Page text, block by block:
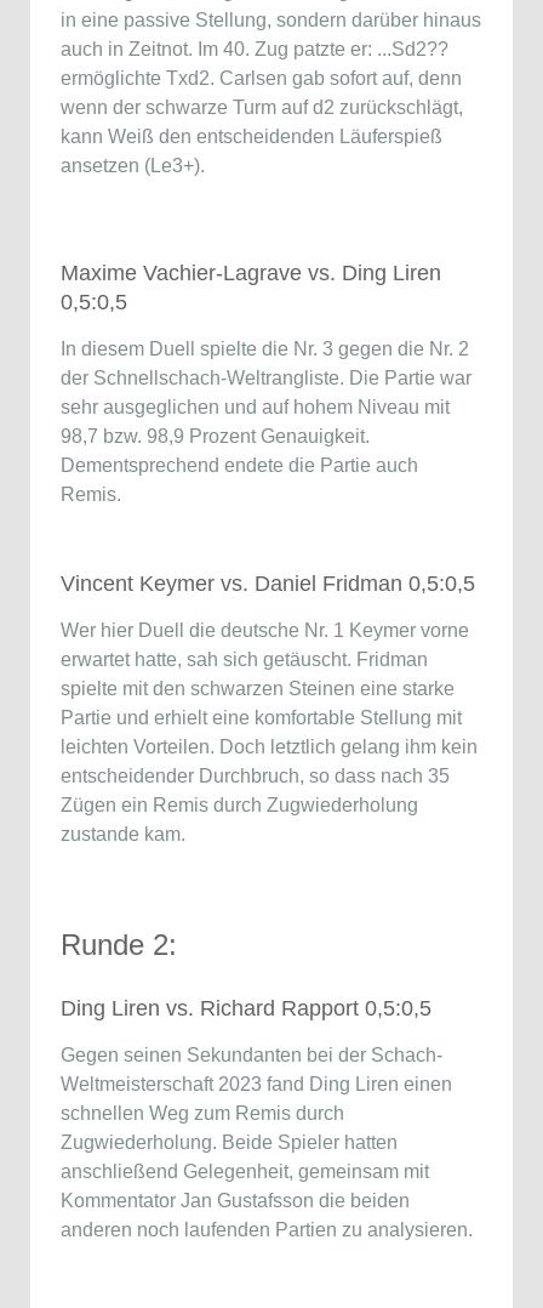
in eine passive Stellung, sondern darüber hinaus
auch in Zeitnot. Im 40. Zug patzte er: ...Sd2??
ermöglichte Txd2. Carlsen gab sofort auf, denn
wenn der schwarze Turm auf d2 zurückschlägt,
kann Weiß den entscheidenden Läuferspieß
ansetzen (Le3+).
Maxime Vachier-Lagrave vs. Ding Liren
0,5:0,5
In diesem Duell spielte die Nr. 3 gegen die Nr. 2
der Schnellschach-Weltrangliste. Die Partie war
sehr ausgeglichen und auf hohem Niveau mit
98,7 bzw. 98,9 Prozent Genauigkeit.
Dementsprechend endete die Partie auch
Remis.
Vincent Keymer vs. Daniel Fridman 0,5:0,5
Wer hier Duell die deutsche Nr. 1 Keymer vorne
erwartet hatte, sah sich getäuscht. Fridman
spielte mit den schwarzen Steinen eine starke
Partie und erhielt eine komfortable Stellung mit
leichten Vorteilen. Doch letztlich gelang ihm kein
entscheidender Durchbruch, so dass nach 35
Zügen ein Remis durch Zugwiederholung
zustande kam.
Runde 2:
Ding Liren vs. Richard Rapport 0,5:0,5
Gegen seinen Sekundanten bei der Schach-
Weltmeisterschaft 2023 fand Ding Liren einen
schnellen Weg zum Remis durch
Zugwiederholung. Beide Spieler hatten
anschließend Gelegenheit, gemeinsam mit
Kommentator Jan Gustafsson die beiden
anderen noch laufenden Partien zu analysieren.